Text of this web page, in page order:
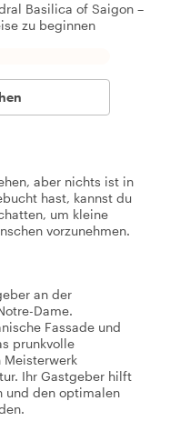
Basilica of Saigon –
zu beginnen
aber nichts ist in
hast, kannst du
um kleine
vorzunehmen.
an der
Dame.
Fassade und
prunkvolle
Meisterwerk
Ihr Gastgeber hilft
und den optimalen